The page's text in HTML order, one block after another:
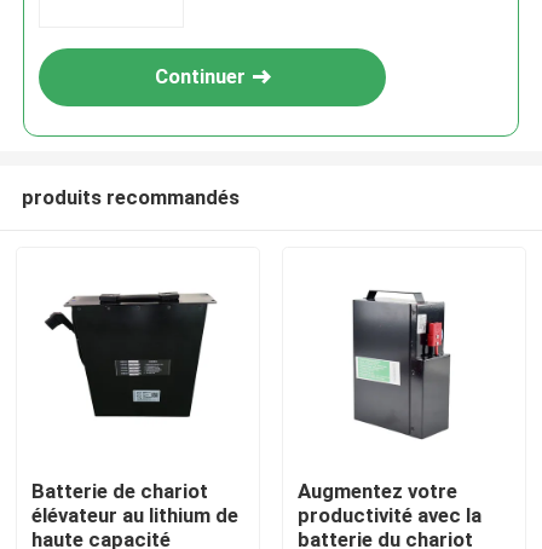
Maison
Produits
Continuer
produits recommandés
Batterie de chariot
élévateur au lithium de
haute capacité
Augmentez votre
productivité avec la
batterie du chariot